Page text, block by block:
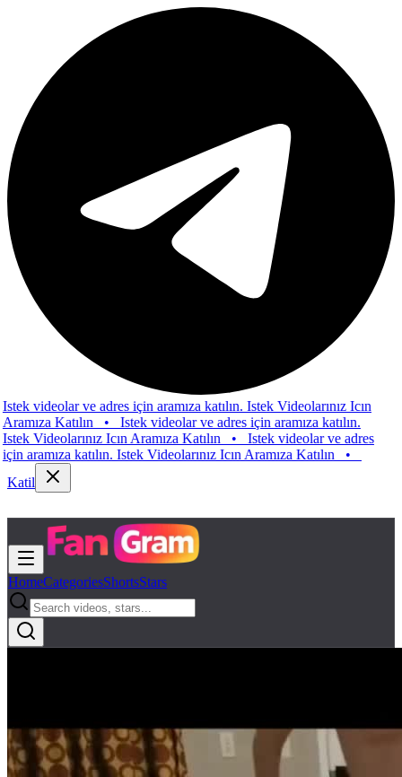
ve adres için aramıza katılın. Istek Videolarınız Icın
Katılın•Istek videolar ve adres için aramıza katılın.
Icın Aramıza Katılın•Istek videolar ve adres
katılın. Istek Videolarınız Icın Aramıza Katılın•
Katil
HomeCategoriesShortsStars